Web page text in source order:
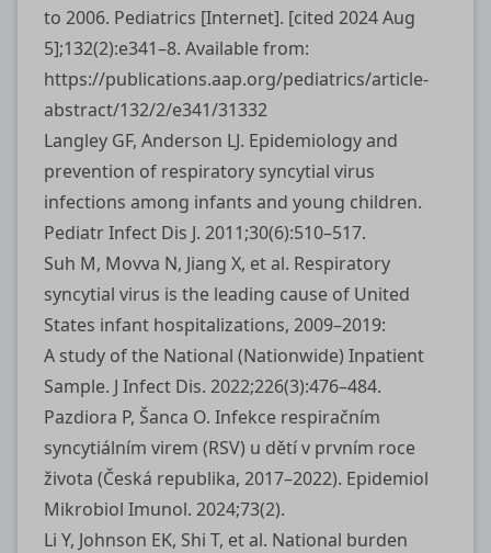
to 2006. Pediatrics [Internet]. [cited 2024 Aug
5];132(2):e341–8. Available from:
https://publications.aap.org/pediatrics/article-
abstract/132/2/e341/31332
Langley GF, Anderson LJ. Epidemiology and
prevention of respiratory syncytial virus
infections among infants and young children.
Pediatr Infect Dis J. 2011;30(6):510–517.
Suh M, Movva N, Jiang X, et al. Respiratory
syncytial virus is the leading cause of United
States infant hospitalizations, 2009–2019:
A study of the National (Nationwide) Inpatient
Sample. J Infect Dis. 2022;226(3):476–484.
Pazdiora P, Šanca O. Infekce respiračním
syncytiálním virem (RSV) u dětí v prvním roce
života (Česká republika, 2017–2022). Epidemiol
Mikrobiol Imunol. 2024;73(2).
Li Y, Johnson EK, Shi T, et al. National burden